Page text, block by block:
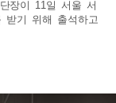
장이 11일 서울 서
받기 위해 출석하고